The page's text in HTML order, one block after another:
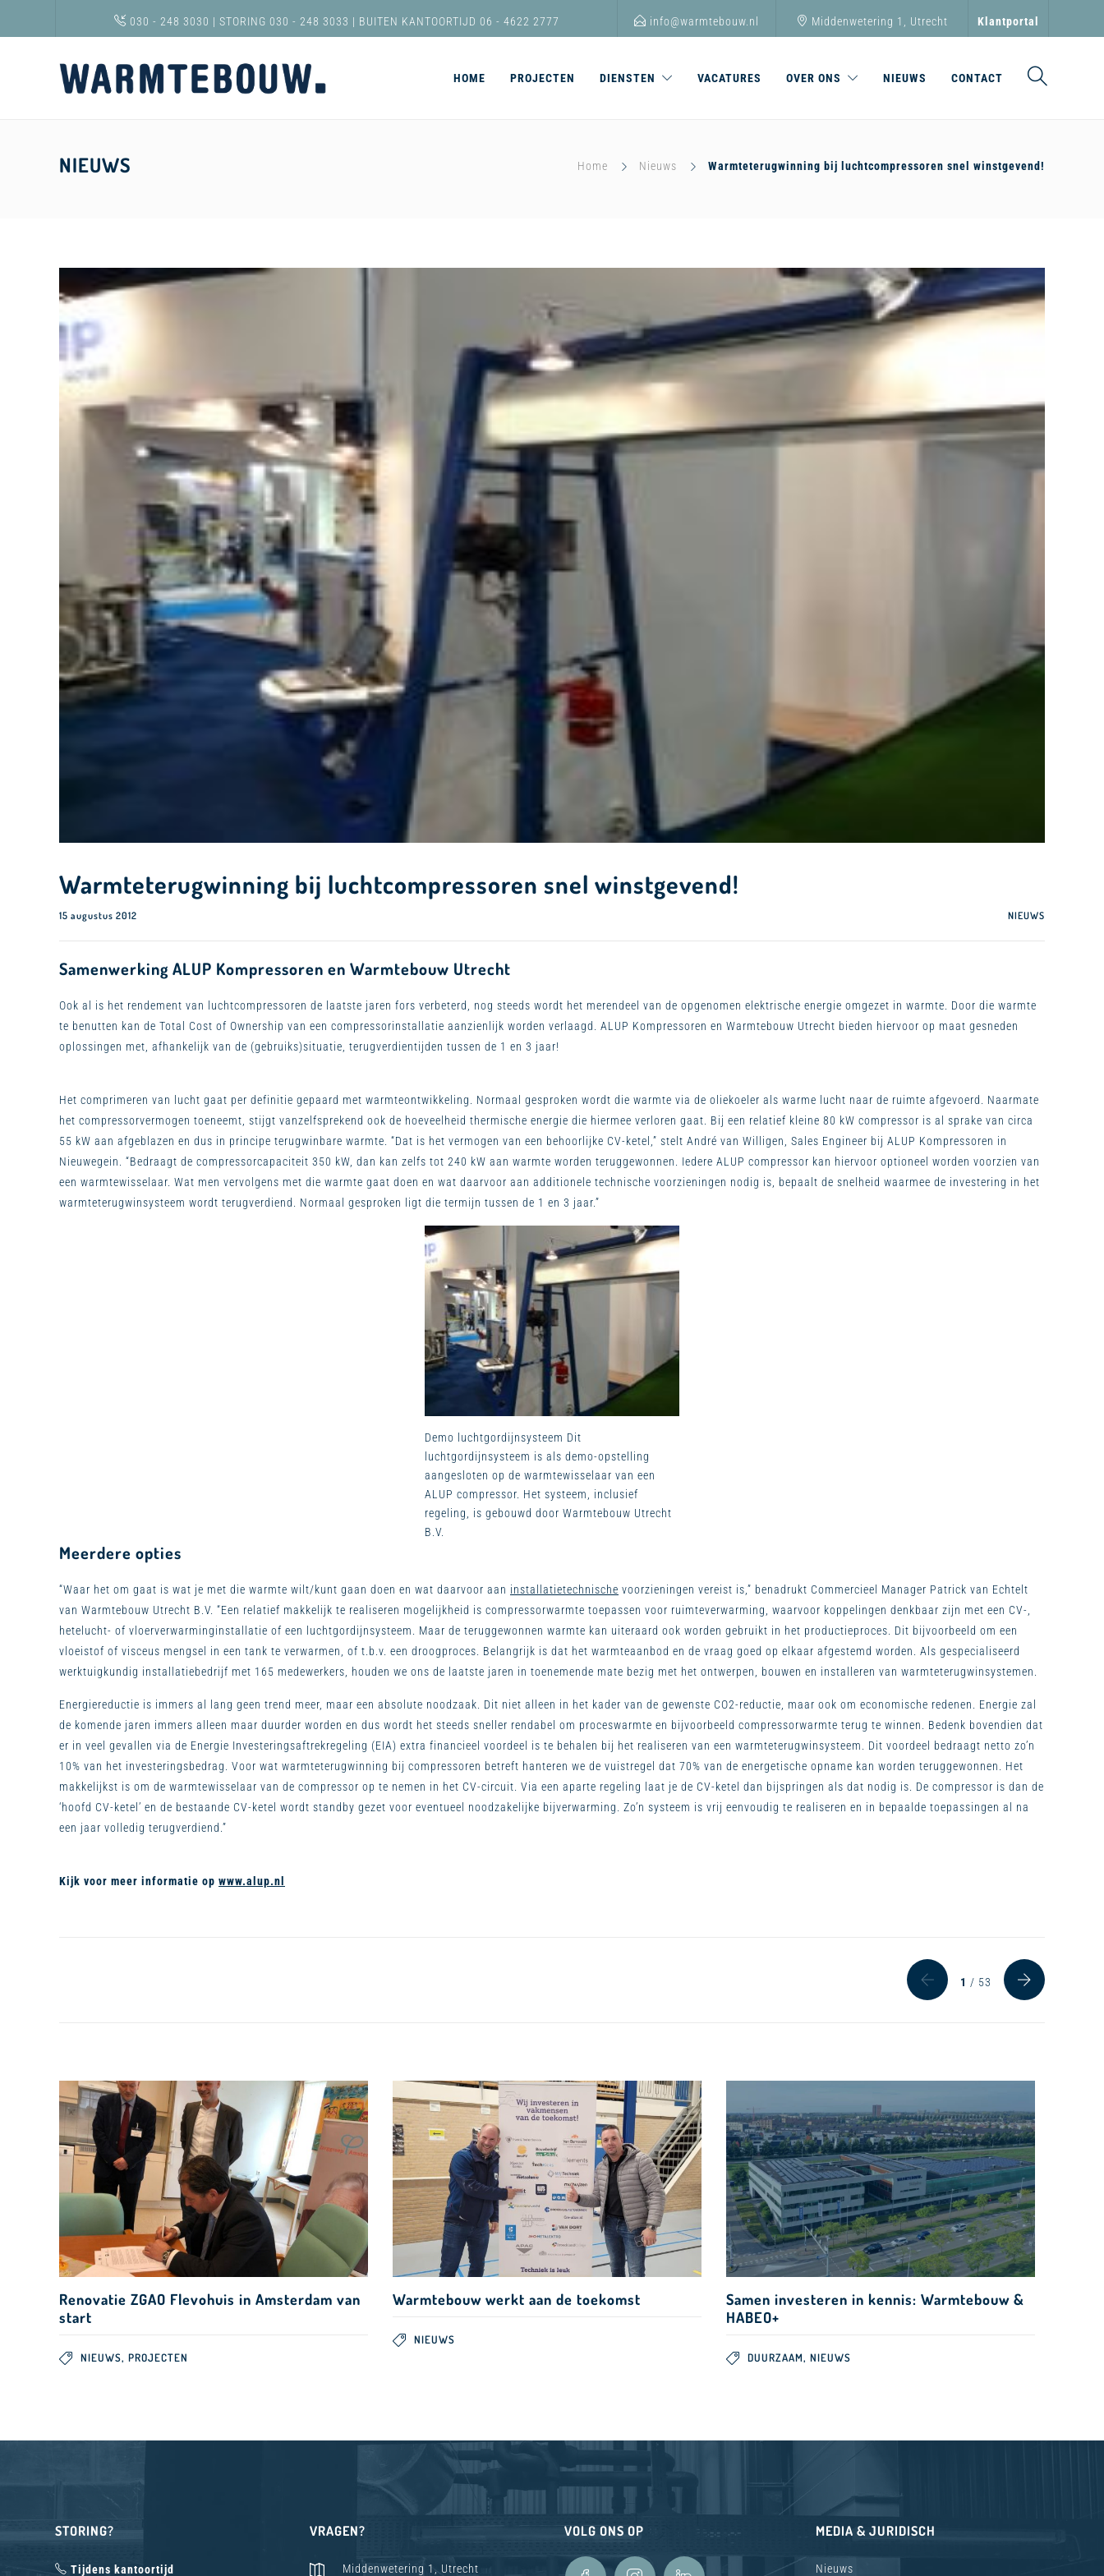
030 - 248 3030 | STORING 030 - 248 3033 | BUITEN KANTOORTIJD 06 - 4622 2777 info@warmtebouw.nl Middenwetering 1, Utrecht Klantportal
HOME PROJECTEN DIENSTEN VACATURES OVER ONS NIEUWS CONTACT
NIEUWS Home Nieuws Warmteterugwinning bij luchtcompressoren snel winstgevend!
Warmteterugwinning bij luchtcompressoren snel winstgevend!
15 augustus 2012 NIEUWS
Samenwerking ALUP Kompressoren en Warmtebouw Utrecht
Ook al is het rendement van luchtcompressoren de laatste jaren fors verbeterd, nog steeds wordt het merendeel van de opgenomen elektrische energie omgezet in warmte. Door die warmte
te benutten kan de Total Cost of Ownership van een compressorinstallatie aanzienlijk worden verlaagd. ALUP Kompressoren en Warmtebouw Utrecht bieden hiervoor op maat gesneden
oplossingen met, afhankelijk van de (gebruiks)situatie, terugverdientijden tussen de 1 en 3 jaar!
Het comprimeren van lucht gaat per definitie gepaard met warmteontwikkeling. Normaal gesproken wordt die warmte via de oliekoeler als warme lucht naar de ruimte afgevoerd. Naarmate
het compressorvermogen toeneemt, stijgt vanzelfsprekend ook de hoeveelheid thermische energie die hiermee verloren gaat. Bij een relatief kleine 80 kW compressor is al sprake van circa
55 kW aan afgeblazen en dus in principe terugwinbare warmte. “Dat is het vermogen van een behoorlijke CV-ketel,” stelt André van Willigen, Sales Engineer bij ALUP Kompressoren in
Nieuwegein. “Bedraagt de compressorcapaciteit 350 kW, dan kan zelfs tot 240 kW aan warmte worden teruggewonnen. Iedere ALUP compressor kan hiervoor optioneel worden voorzien van
een warmtewisselaar. Wat men vervolgens met die warmte gaat doen en wat daarvoor aan additionele technische voorzieningen nodig is, bepaalt de snelheid waarmee de investering in het
warmteterugwinsysteem wordt terugverdiend. Normaal gesproken ligt die termijn tussen de 1 en 3 jaar.”
Demo luchtgordijnsysteem Dit
luchtgordijnsysteem is als demo-opstelling
aangesloten op de warmtewisselaar van een
ALUP compressor. Het systeem, inclusief
regeling, is gebouwd door Warmtebouw Utrecht
B.V.
Meerdere opties
“Waar het om gaat is wat je met die warmte wilt/kunt gaan doen en wat daarvoor aan installatietechnische voorzieningen vereist is,” benadrukt Commercieel Manager Patrick van Echtelt
van Warmtebouw Utrecht B.V. “Een relatief makkelijk te realiseren mogelijkheid is compressorwarmte toepassen voor ruimteverwarming, waarvoor koppelingen denkbaar zijn met een CV-,
hetelucht- of vloerverwarminginstallatie of een luchtgordijnsysteem. Maar de teruggewonnen warmte kan uiteraard ook worden gebruikt in het productieproces. Dit bijvoorbeeld om een
vloeistof of visceus mengsel in een tank te verwarmen, of t.b.v. een droogproces. Belangrijk is dat het warmteaanbod en de vraag goed op elkaar afgestemd worden. Als gespecialiseerd
werktuigkundig installatiebedrijf met 165 medewerkers, houden we ons de laatste jaren in toenemende mate bezig met het ontwerpen, bouwen en installeren van warmteterugwinsystemen.
Energiereductie is immers al lang geen trend meer, maar een absolute noodzaak. Dit niet alleen in het kader van de gewenste CO2-reductie, maar ook om economische redenen. Energie zal
de komende jaren immers alleen maar duurder worden en dus wordt het steeds sneller rendabel om proceswarmte en bijvoorbeeld compressorwarmte terug te winnen. Bedenk bovendien dat
er in veel gevallen via de Energie Investeringsaftrekregeling (EIA) extra financieel voordeel is te behalen bij het realiseren van een warmteterugwinsysteem. Dit voordeel bedraagt netto zo’n
10% van het investeringsbedrag. Voor wat warmteterugwinning bij compressoren betreft hanteren we de vuistregel dat 70% van de energetische opname kan worden teruggewonnen. Het
makkelijkst is om de warmtewisselaar van de compressor op te nemen in het CV-circuit. Via een aparte regeling laat je de CV-ketel dan bijspringen als dat nodig is. De compressor is dan de
‘hoofd CV-ketel’ en de bestaande CV-ketel wordt standby gezet voor eventueel noodzakelijke bijverwarming. Zo’n systeem is vrij eenvoudig te realiseren en in bepaalde toepassingen al na
een jaar volledig terugverdiend.”
Kijk voor meer informatie op www.alup.nl
1 / 53
Renovatie ZGAO Flevohuis in Amsterdam van
start
NIEUWS, PROJECTEN
Warmtebouw werkt aan de toekomst
NIEUWS
Samen investeren in kennis: Warmtebouw &
HABEO+
DUURZAAM, NIEUWS
STORING?
Tijdens kantoortijd
VRAGEN?
Middenwetering 1, Utrecht
VOLG ONS OP MEDIA & JURIDISCH
Nieuws